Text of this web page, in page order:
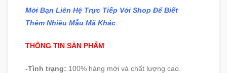
Mời Bạn Liên Hệ Trực Tiếp Với Shop Để Biết
Thêm Nhiều Mẫu Mã Khác
THÔNG TIN SẢN PHẨM
-Tình trạng: 100% hàng mới và chất lượng cao.